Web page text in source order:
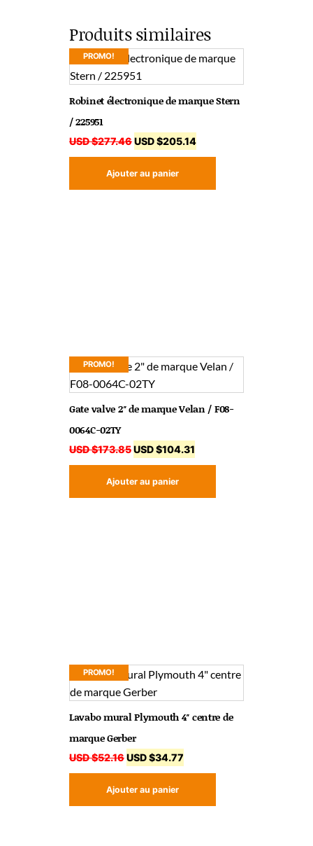
Produits similaires
PROMO!
Robinet électronique de marque Stern
/ 225951
USD $277.46USD $205.14
Ajouter au panier
PROMO!
Gate valve 2″ de marque Velan / F08-
0064C-02TY
USD $173.85USD $104.31
Ajouter au panier
PROMO!
Lavabo mural Plymouth 4″ centre de
marque Gerber
USD $52.16USD $34.77
Ajouter au panier